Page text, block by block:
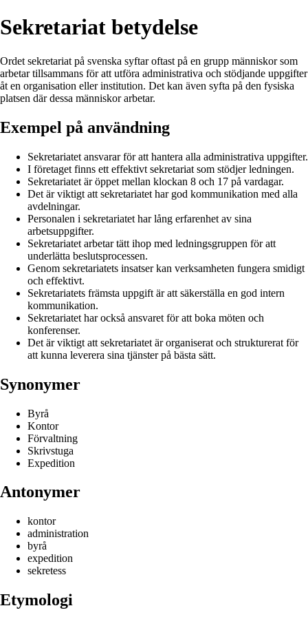
Sekretariat betydelse
Ordet sekretariat på svenska syftar oftast på en grupp människor som
arbetar tillsammans för att utföra administrativa och stödjande uppgifter
åt en organisation eller institution. Det kan även syfta på den fysiska
platsen där dessa människor arbetar.
Exempel på användning
Sekretariatet ansvarar för att hantera alla administrativa uppgifter.
I företaget finns ett effektivt sekretariat som stödjer ledningen.
Sekretariatet är öppet mellan klockan 8 och 17 på vardagar.
Det är viktigt att sekretariatet har god kommunikation med alla
avdelningar.
Personalen i sekretariatet har lång erfarenhet av sina
arbetsuppgifter.
Sekretariatet arbetar tätt ihop med ledningsgruppen för att
underlätta beslutsprocessen.
Genom sekretariatets insatser kan verksamheten fungera smidigt
och effektivt.
Sekretariatets främsta uppgift är att säkerställa en god intern
kommunikation.
Sekretariatet har också ansvaret för att boka möten och
konferenser.
Det är viktigt att sekretariatet är organiserat och strukturerat för
att kunna leverera sina tjänster på bästa sätt.
Synonymer
Byrå
Kontor
Förvaltning
Skrivstuga
Expedition
Antonymer
kontor
administration
byrå
expedition
sekretess
Etymologi